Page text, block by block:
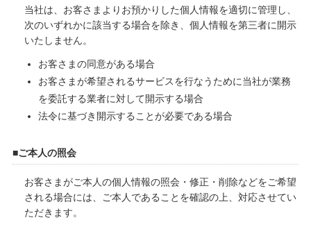
当社は、お客さまよりお預かりした個人情報を適切に管理し、
次のいずれかに該当する場合を除き、個人情報を第三者に開示
いたしません。
お客さまの同意がある場合
お客さまが希望されるサービスを行なうために当社が業務
を委託する業者に対して開示する場合
法令に基づき開示することが必要である場合
■ご本人の照会
お客さまがご本人の個人情報の照会・修正・削除などをご希望
される場合には、ご本人であることを確認の上、対応させてい
ただきます。